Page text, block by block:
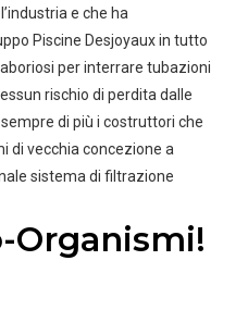
e che ha
Piscine Desjoyaux in tutto
per interrare tubazioni
rischio di perdita dalle
di più i costruttori che
di vecchia concezione a
sistema di filtrazione
Organismi!